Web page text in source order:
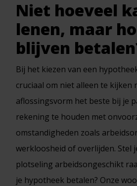
Niet hoeveel
lenen, maar
blijven
Bij het kiezen van een
cruciaal om niet alleen te kijken
aflossingsvorm het beste bij je
rekening te houden met
omstandigheden zoals
werkloosheid of overlijden. Stel
plotseling arbeidsongeschikt
je hypotheek betalen? Onze